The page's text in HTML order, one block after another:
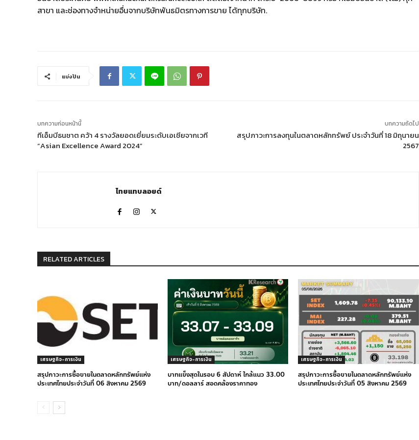
สาขา และช่องทางจำหน่ายอื่นจากบริษัทพันธมิตรทางการขาย ได้ทุกบริษัท.
แบ่งปัน
บทความก่อนหน้านี้
ทีเอ็มบีธนชาต คว้า 4 รางวัลยอดเยี่ยมระดับเอเชียจากเวที
“Asian Excellence Award 2024”
บทความถัดไป
สรุปภาวะการลงทุนในตลาดหลักทรัพย์ ประจำวันที่ 18 มิถุนายน
2567
ไทยแทบลอยด์
RELATED ARTICLES
เศรษฐกิจ-การเงิน
สรุปภาวะการซื้อขายในตลาดหลักทรัพย์แห่ง
ประเทศไทยประจำวันที่ 06 สิงหาคม 2569
เศรษฐกิจ-การเงิน
บาทแข็งสุดในรอบ 6 สัปดาห์ ใกล้แนว 33.00
บาท/ดอลลาร์ สอดคล้องราคาทอง
เศรษฐกิจ-การเงิน
สรุปภาวะการซื้อขายในตลาดหลักทรัพย์แห่ง
ประเทศไทยประจำวันที่ 05 สิงหาคม 2569